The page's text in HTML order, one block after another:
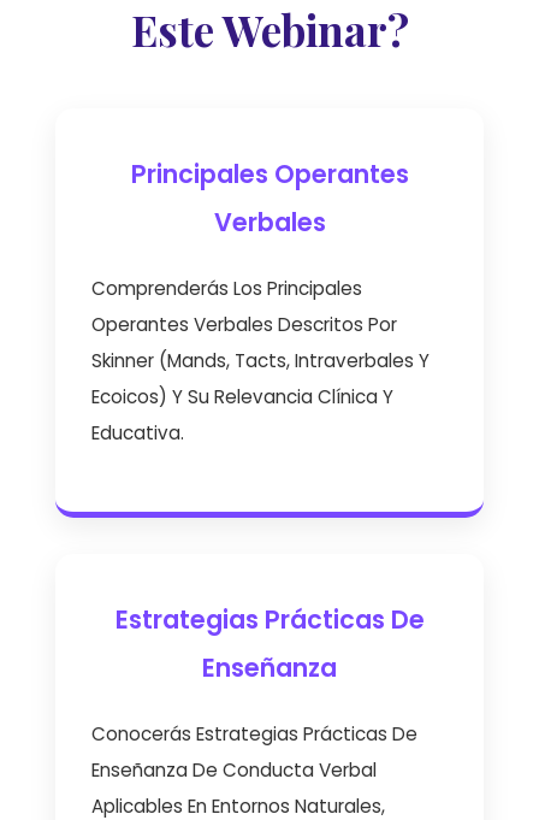
Este Webinar?
Principales Operantes
Verbales
Comprenderás Los Principales
Operantes Verbales Descritos Por
Skinner (mands, Tacts, Intraverbales Y
Ecoicos) Y Su Relevancia Clínica Y
Educativa.
Estrategias Prácticas De
Enseñanza
Conocerás Estrategias Prácticas De
Enseñanza De Conducta Verbal
Aplicables En Entornos Naturales,